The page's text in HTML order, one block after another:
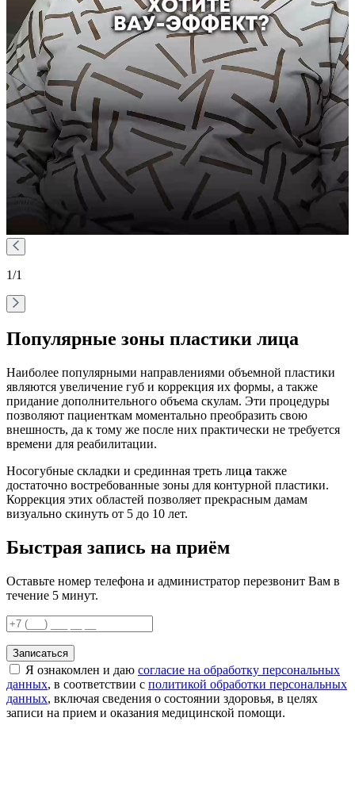
1/1
Популярные зоны пластики лица
Наиболее популярными направлениями объемной пластики
являются увеличение губ и коррекция их формы, а также
придание дополнительного объема скулам. Эти процедуры
позволяют пациенткам моментально преобразить свою
внешность, да к тому же после них практически не требуется
времени для реабилитации.
Носогубные складки и срединная треть лица также
достаточно востребованные зоны для контурной пластики.
Коррекция этих областей позволяет прекрасным дамам
визуально скинуть от 5 до 10 лет.
Быстрая запись на приём
Оставьте номер телефона и администратор перезвонит Вам в
течение 5 минут.
Записаться
Я ознакомлен и даю согласие на обработку персональных
данных, в соответствии с политикой обработки персональных
данных, включая сведения о состоянии здоровья, в целях
записи на прием и оказания медицинской помощи.